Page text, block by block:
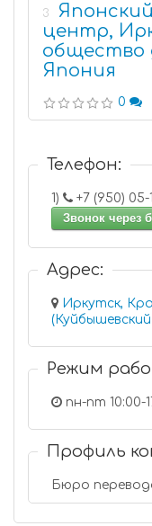
3
центр,
общество
Япония
0
Телефон:
1)
+7
Звонок через
Адрес:
Иркутск,
Режим
пн-пт 10:00-
Профиль
Бюро